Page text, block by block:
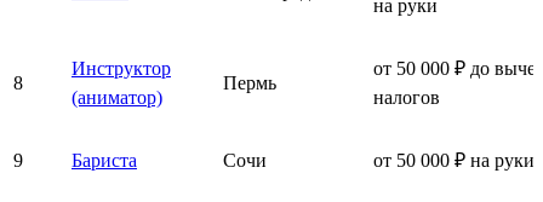
на руки
8
Инструктор
(аниматор)
Пермь
от 50 000 ₽ до
налогов
9 Бариста Сочи от 50 000 ₽ на руки